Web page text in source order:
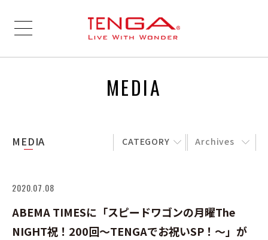
MEDIA
MEDIA CATEGORY Archives
2020.07.08
ABEMA TIMESに「スピードワゴンの月曜The
NIGHT祝！200回～TENGAでお祝いSP！～」が